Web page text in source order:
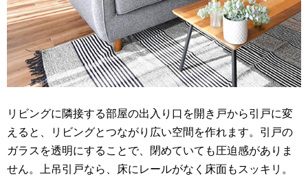
リビングに隣接する部屋の出入り口を開き戸から引戸に変
えると、リビングとつながり広い空間を作れます。引戸の
ガラスを透明にすることで、閉めていても圧迫感がありま
せん。上吊引戸なら、床にレールがなく床面もスッキリ。